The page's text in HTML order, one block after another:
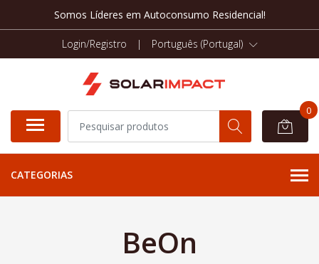
Somos Líderes em Autoconsumo Residencial!
Login/Registro | Português (Portugal)
0
CATEGORIAS
BeOn